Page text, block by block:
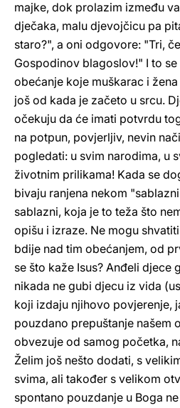
majke, dok prolazim između
dječaka, malu djevojčicu pa
staro?", a oni odgovore: "Tri,
Gospodinov blagoslov!" I to
obećanje koje muškarac i
još od kada je začeto u srcu.
očekuju da će imati potvrdu
na potpun, povjerljiv, nevin
pogledati: u svim narodima, u
životnim prilikama! Kada se
bivaju ranjena nekom
sablazni, koja je to teža što
opišu i izraze. Ne mogu
bdije nad tim obećanjem, od
se što kaže Isus? Anđeli djece
nikada ne gubi djecu iz vida
koji izdaju njihovo povjerenje,
pouzdano prepuštanje našem
obvezuje od samog početka,
Želim još nešto dodati, s
svima, ali također s velikom
spontano pouzdanje u Boga